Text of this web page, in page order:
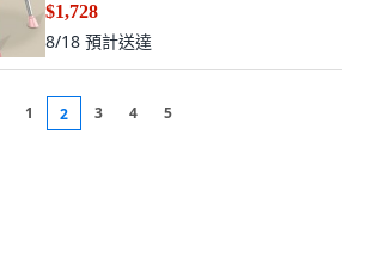
$1,728
8/18 預計送達
1 2 3 4 5